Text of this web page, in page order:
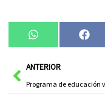
Compartir
en
WhatsApp
en
AntANTERIOR